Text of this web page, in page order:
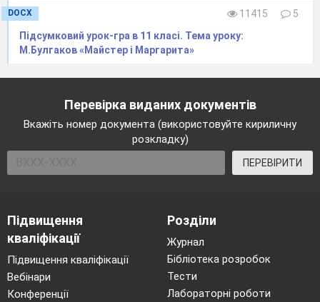
DOCX 11415
5
Підсумковий урок-гра в 11 класі. Тема уроку:
М.Булгаков «Майстер і Маргарита»
Перевірка виданих документів
Вкажіть номер документа (використовуйте кириличну
розкладку)
ПЕРЕВІРИТИ
Підвищення
кваліфікації
Підвищення кваліфікації
Вебінари
Конференції
Розділи
Журнал
Бібліотека розробок
Тести
Лабораторні роботи